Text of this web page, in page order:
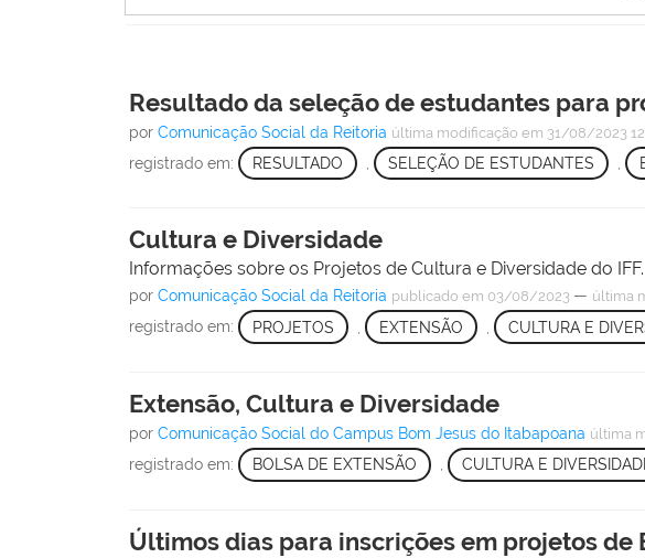
Resultado da seleção de estudantes para
porComunicação Social da Reitoria última modificação em 31/08/2023
registrado em: RESULTADO SELEÇÃO DE ESTUDANTES
Cultura e Diversidade
Informações sobre os Projetos de Cultura e Diversidade do IFF.
porComunicação Social da Reitoria publicado em 03/08/2023 — última
registrado em: PROJETOS EXTENSÃO CULTURA E
Extensão, Cultura e Diversidade
porComunicação Social do Campus Bom Jesus do Itabapoana última
registrado em: BOLSA DE EXTENSÃO , CULTURA E
Últimos dias para inscrições em projetos de